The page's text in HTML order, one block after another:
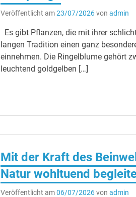
Veröffentlicht am23/07/2026vonadmin
Es gibt Pflanzen, die mit ihrer
langen Tradition einen ganz
einnehmen. Die Ringelblume gehört
leuchtend goldgelben […]
Mit der Kraft des
Natur wohltuend
Veröffentlicht am06/07/2026vonadmin